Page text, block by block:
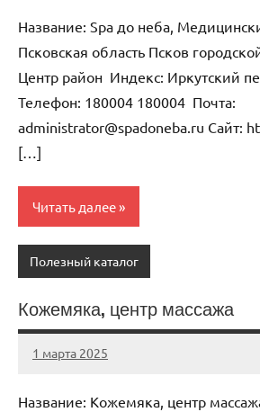
Название: Spa до неба,
Псковская область Псков
Центр район Индекс: Иркутский
Телефон: 180004 180004 Почта:
administrator@spadoneba.ru Cайт:
[…]
Читать далее
Полезный каталог
Кожемяка, центр массажа
1 марта 2025
Anisa
Нет
Название: Кожемяка, центр